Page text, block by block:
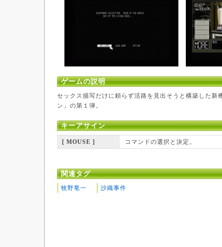
ゲームの説明
セックス描写だけに頼らず活路を見出そうと構築した新
ン」の第１弾。
キーアサイン
[ MOUSE ] コマンドの選択と決定。
関連タグ
牧野竜一 沙織事件